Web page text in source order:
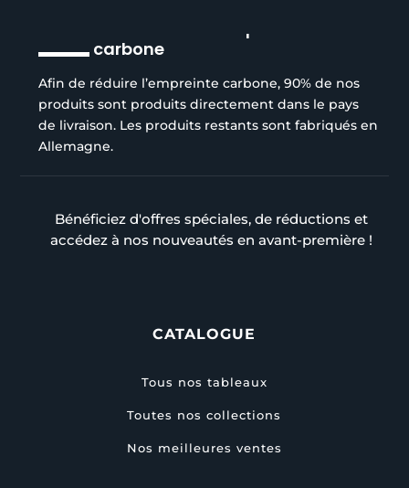
carbone
Afin de réduire l’empreinte carbone, 90% de nos
produits sont produits directement dans le pays
de livraison. Les produits restants sont fabriqués en
Allemagne.
Bénéficiez d'offres spéciales, de réductions et
accédez à nos nouveautés en avant-première !
CATALOGUE
Tous nos tableaux
Toutes nos collections
Nos meilleures ventes